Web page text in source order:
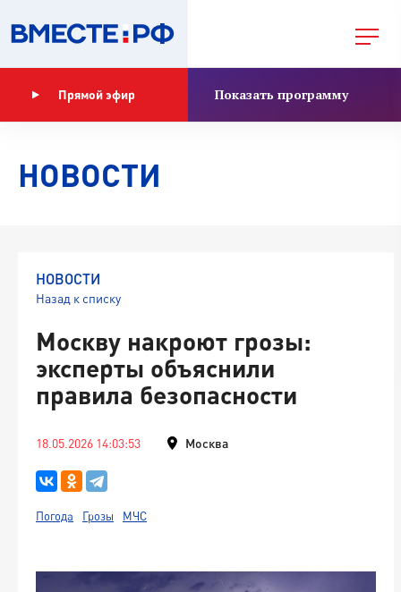
Прямой эфир Показать программу
НОВОСТИ
НОВОСТИ
Назад к списку
Москву накроют грозы:
эксперты объяснили
правила безопасности
18.05.2026 14:03:53 Москва
Погода Грозы МЧС